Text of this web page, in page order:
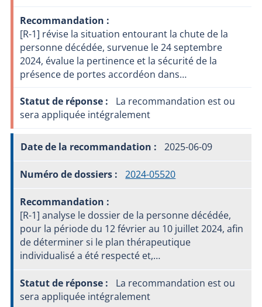
[R-1] révise la situation entourant la chute de la
personne décédée, survenue le 24 septembre
2024, évalue la pertinence et la sécurité de la
présence de portes accordéon dans…
La recommandation est ou
sera appliquée intégralement
2025-06-09
2024-05520
[R-1] analyse le dossier de la personne décédée,
pour la période du 12 février au 10 juillet 2024, afin
de déterminer si le plan thérapeutique
individualisé a été respecté et,…
La recommandation est ou
sera appliquée intégralement